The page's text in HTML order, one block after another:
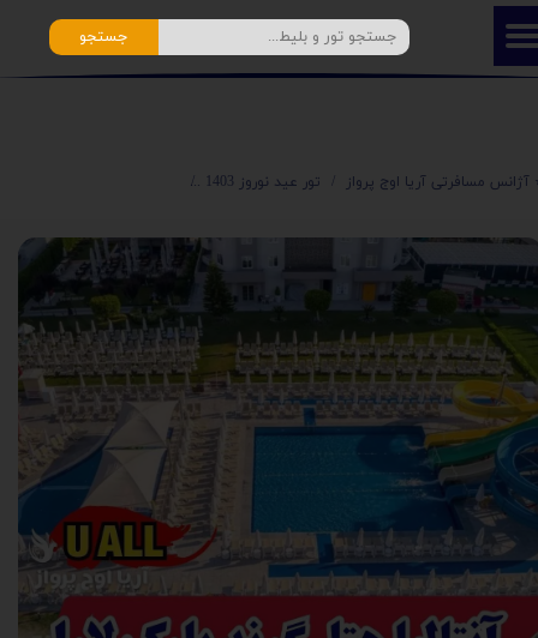
جستجو
آژانس مسافرتی آریا اوج پرواز تور عید نوروز 1403